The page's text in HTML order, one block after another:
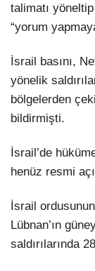
talimatı
“yorum
İsrail basını,
yönelik
bölgelerden
bildirmişti.
İsrail’de
henüz resmi
İsrail
Lübnan’ın
saldırılarında